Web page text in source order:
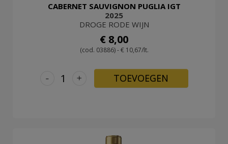
CABERNET SAUVIGNON PUGLIA IGT
2025
DROGE RODE WIJN
€ 8,00
(cod. 03886) - € 10,67/lt.
+
- TOEVOEGEN